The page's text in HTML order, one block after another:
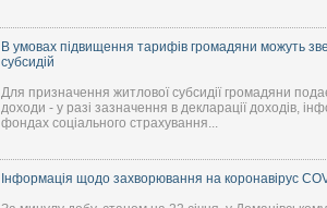
В умовах підвищення тарифів громадяни можуть
субсидій
Для призначення житлової субсидії громадяни
доходи - у разі зазначення в декларації доходів,
фондах соціального страхування...
Інформація щодо захворювання на коронавірус